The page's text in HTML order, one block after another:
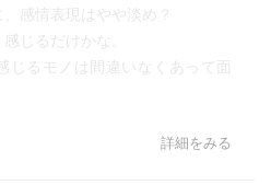
感情表現はやや淡め？
じるだけかな。
じるモノは間違いなくあって面
詳細をみる